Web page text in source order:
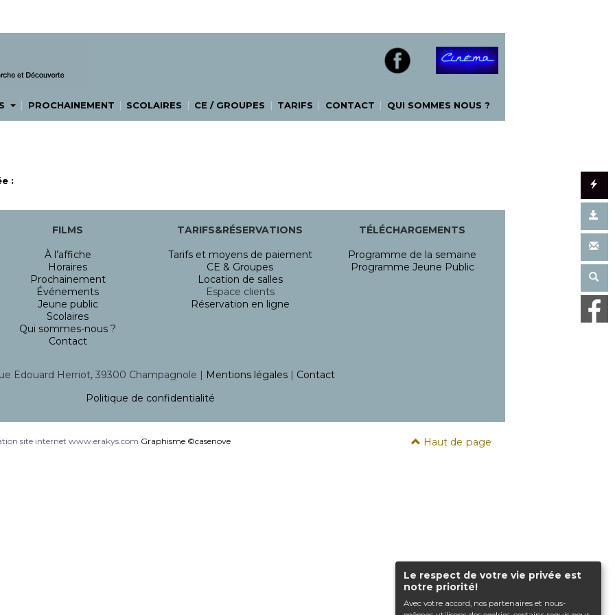
Le respect de votre vie privée est
notre priorité!
Avec votre accord, nos partenaires et nous-
| PROCHAINEMENT | SCOLAIRES | CE / GROUPES | TARIFS | CONTACT | QUI SOMMES NOUS ?
:
FILMS
À l’affiche
Horaires
Prochainement
Événements
Jeune public
Scolaires
Qui sommes-nous ?
Contact
TARIFS&RÉSERVATIONS
Tarifs et moyens de paiement
CE & Groupes
Location de salles
Espace clients
Réservation en ligne
TÉLÉCHARGEMENTS
Programme de la semaine
Programme Jeune Public
Edouard Herriot, 39300 Champagnole | Mentions légales| Contact
Politique de confidentialité
Haut de page
site internet www.erakys.com Graphisme ©casenove